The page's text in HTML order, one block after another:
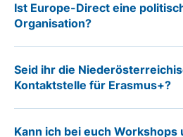
Ist Europe-Direct eine
Organisation?
Seid ihr die
Kontaktstelle für Erasmus+?
Kann ich bei euch Workshops